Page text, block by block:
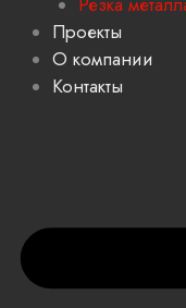
Проекты
О компании
Контакты